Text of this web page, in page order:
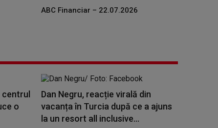
ABC Financiar – 22.07.2026
o
Dan Negru, reacție virală din
vacanța în Turcia după ce a ajuns
la un resort all inclusive...